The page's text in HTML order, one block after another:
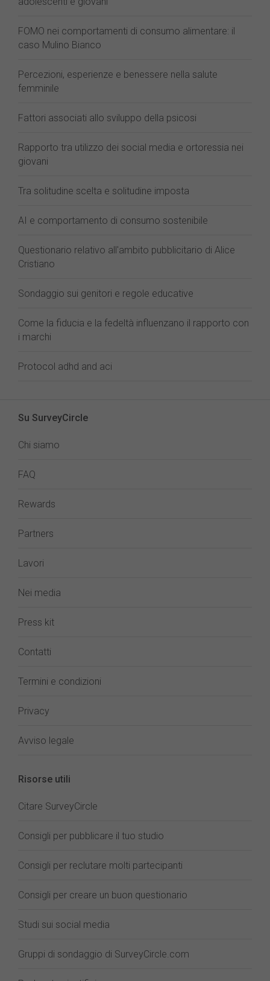
FOMO nei comportamenti di consumo alimentare: il
caso Mulino Bianco
Percezioni, esperienze e benessere nella salute
femminile
Fattori associati allo sviluppo della psicosi
Rapporto tra utilizzo dei social media e ortoressia nei
giovani
Tra solitudine scelta e solitudine imposta
AI e comportamento di consumo sostenibile
Questionario relativo all'ambito pubblicitario di Alice
Cristiano
Sondaggio sui genitori e regole educative
Come la fiducia e la fedeltà influenzano il rapporto con
i marchi
Protocol adhd and aci
Su SurveyCircle
Chi siamo
FAQ
Rewards
Partners
Lavori
Nei media
Press kit
Contatti
Termini e condizioni
Privacy
Avviso legale
Risorse utili
Citare SurveyCircle
Consigli per pubblicare il tuo studio
Consigli per reclutare molti partecipanti
Consigli per creare un buon questionario
Studi sui social media
Gruppi di sondaggio di SurveyCircle.com